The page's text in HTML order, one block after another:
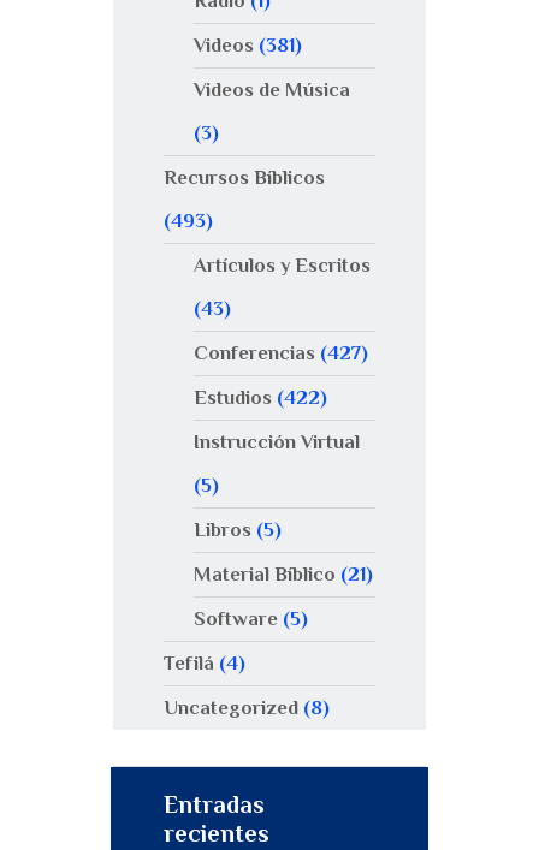
Videos (381)
Videos de Música
(3)
Recursos Bíblicos
(493)
Artículos y Escritos
(43)
Conferencias (427)
Estudios (422)
Instrucción Virtual
(5)
Libros (5)
Material Bíblico (21)
Software(5)
Tefilá (4)
Uncategorized (8)
Entradas
recientes